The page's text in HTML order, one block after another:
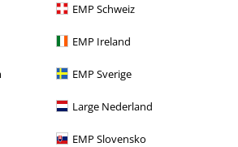
EMP Schweiz
EMP Ireland
EMP Sverige
Large Nederland
EMP Slovensko